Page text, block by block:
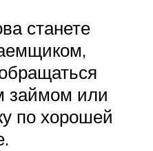
станете
займом или
по хорошей